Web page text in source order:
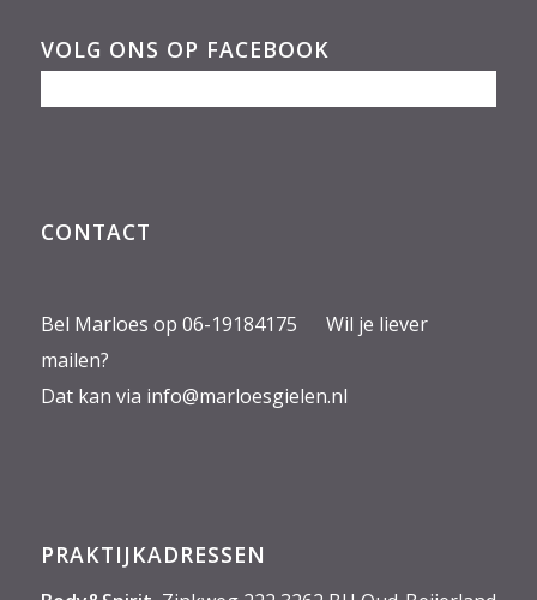
VOLG ONS OP FACEBOOK
CONTACT
Bel Marloes op 06-19184175 Wil je liever
mailen?
Dat kan via info@marloesgielen.nl
PRAKTIJKADRESSEN